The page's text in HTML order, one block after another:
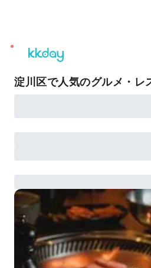
unread
notifications
淀川区で人気のグルメ・レ